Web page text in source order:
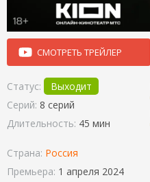
СМОТРЕТЬ ТРЕЙЛЕР
Статус:
Выходит
Серий: 8 серий
Длительность: 45 мин
Страна: Россия
Премьера: 1 апреля 2024